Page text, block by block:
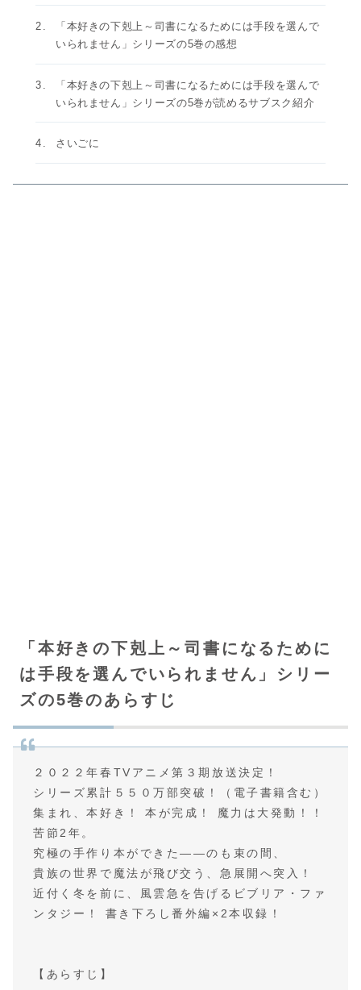
「本好きの下剋上～司書になるためには手段を選んで
いられません」シリーズの5巻の感想
「本好きの下剋上～司書になるためには手段を選んで
いられません」シリーズの5巻が読めるサブスク紹介
さいごに
「本好きの下剋上～司書になるために
は手段を選んでいられません」シリー
ズの5巻のあらすじ
２０２２年春TVアニメ第３期放送決定！
シリーズ累計５５０万部突破！（電子書籍含む）
集まれ、本好き！ 本が完成！ 魔力は大発動！！
苦節2年。
究極の手作り本ができた――のも束の間、
貴族の世界で魔法が飛び交う、急展開へ突入！
近付く冬を前に、風雲急を告げるビブリア・ファ
ンタジー！ 書き下ろし番外編×2本収録！
【あらすじ】